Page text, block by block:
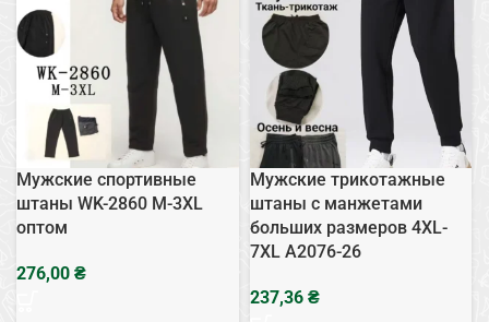
Мужские спортивные
штаны WK-2860 M-3XL
оптом
₴
Мужские трикотажные
штаны с манжетами
больших размеров 4XL-
7XL A2076-26
₴